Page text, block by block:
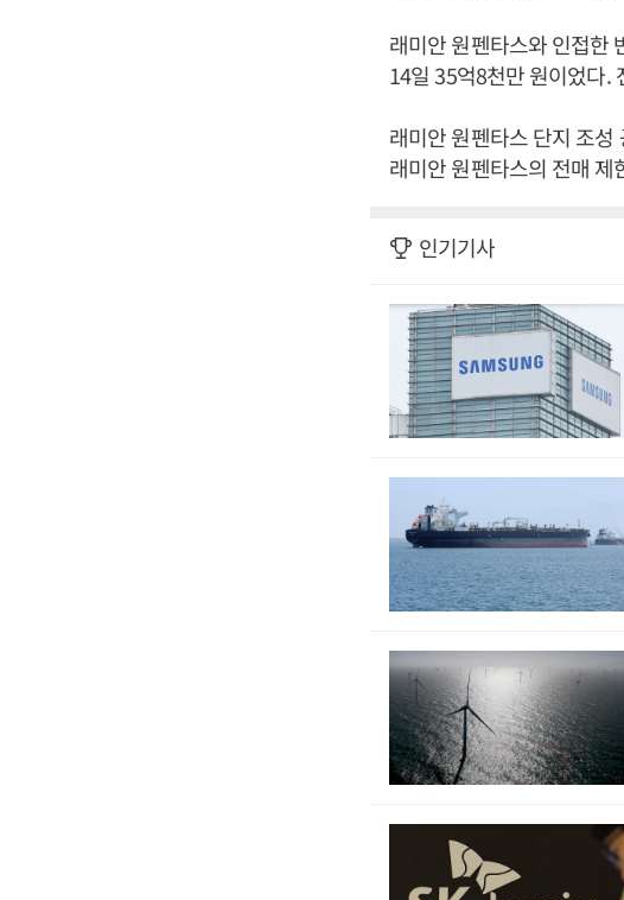
래미안 원펜타스와 인접한
14일 35억8천만 원이었다.
래미안 원펜타스 단지 조
래미안 원펜타스의 전매
인기기사